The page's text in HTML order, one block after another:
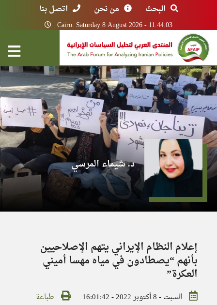
البحث من نحن اتصل بنا
Cairo: Saturday 8 August 2026 - 11:44:03
د. شيماء المرسي
إعلام النظام الإيراني يتهم الإصلاحيين
بأنهم “يصطادون في مياه مهسا أميني
العكرة”
السبت - 8 أكتوبر 2022 - 16:01:42 طباعة